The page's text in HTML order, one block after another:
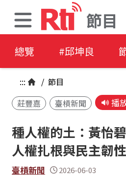
節目
總覽 #邱坤良
::: / 節目
莊豐嘉
臺槓新聞 播
種人權的土：黃怡
人權扎根與民主韌性
臺槓新聞
2026-06-03